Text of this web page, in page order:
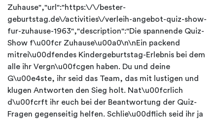
Zuhause","url":"https:\/\/bester-
geburtstag.de\/activities\/verleih-angebot-quiz-show-
fur-zuhause-1963","description":"Die spannende Quiz-
Show f\u00fcr Zuhause\u00a0\n\nEin packend
mitrei\u00dfendes Kindergeburtstag-Erlebnis bei dem
alle ihr Vergn\u00fcgen haben. Du und deine
G\u00e4ste, ihr seid das Team, das mit lustigen und
klugen Antworten den Sieg holt. Nat\u00fcrlich
d\u00fcrft ihr euch bei der Beantwortung der Quiz-
Fragen gegenseitig helfen. Schlie\u00dflich seid ihr ja